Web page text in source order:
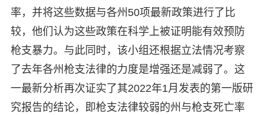
率，并将这些数据与各州50项最新政策进行了比
较，他们认为这些政策在科学上被证明能有效预防
枪支暴力。与此同时，该小组还根据立法情况考察
了去年各州枪支法律的力度是增强还是减弱了。这
一最新分析再次证实了其2022年1月发表的第一版研
究报告的结论，即枪支法律较弱的州与枪支死亡率